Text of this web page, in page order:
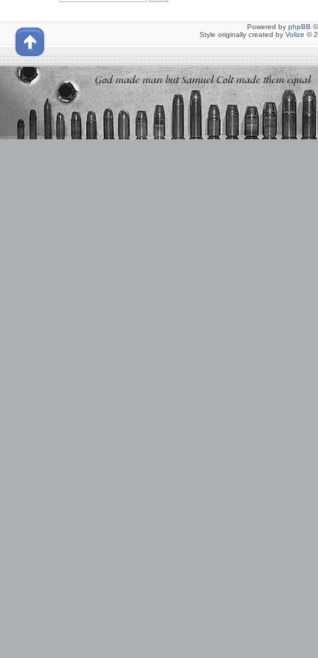
Powered by phpBB
Style originally created by Volize ©